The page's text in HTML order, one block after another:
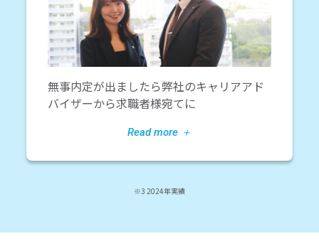
無事内定が出ましたら弊社のキャリアアド
バイザーから求職者様宛てに
※3 2024年実績